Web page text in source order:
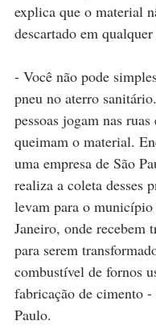
explica que o material
descartado em
- Você não pode
pneu no aterro
pessoas jogam nas
queimam o material.
uma empresa de São
realiza a coleta desses
levam para o
Janeiro, onde recebem
para serem
combustível de fornos
fabricação de cimento
Paulo.